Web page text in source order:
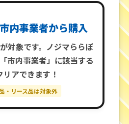
内事業者から購入
対象です。ノジマららぽ
市内事業者」に該当する
リアできます！
・リース品は対象外